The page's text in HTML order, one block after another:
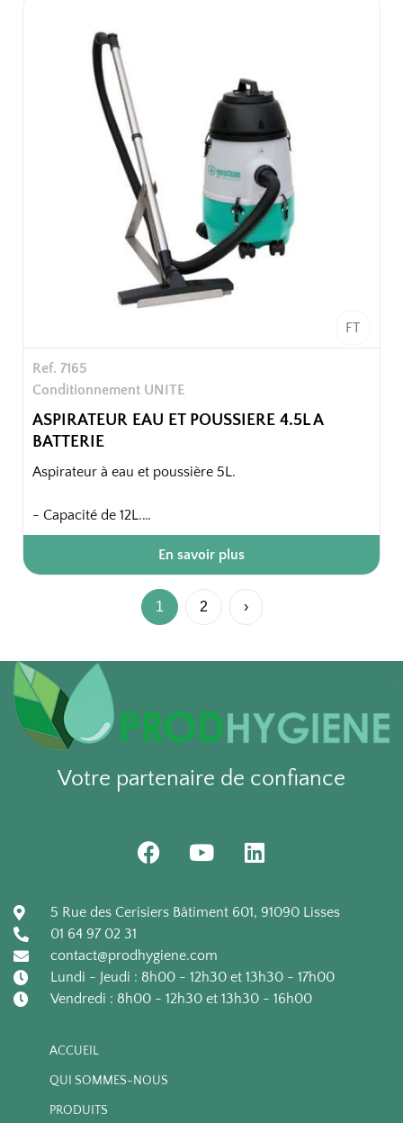
FT
Ref. 7165
Conditionnement UNITE
ASPIRATEUR EAU ET POUSSIERE 4.5L A
BATTERIE
Aspirateur à eau et poussière 5L.
- Capacité de 12L.
- Compact et ergonomique.
- Maniable : poignée, roues pivotantes, ouverture
facile.
- Idéal pour les sites sans électricité.
- Autonomie : 40 minutes environs, batterie 24V.
Emballage unitaire
En savoir plus
1 2 ›
Votre partenaire de confiance
F
a
e
o
o
k
Y
o
t
b
e
L
i
k
i
n
5 Rue des Cerisiers Bâtiment 601, 91090 Lisses
01 64 97 02 31
contact@prodhygiene.com
Lundi - Jeudi : 8h00 - 12h30 et 13h30 - 17h00
Vendredi : 8h00 - 12h30 et 13h30 - 16h00
ACCUEIL
QUI SOMMES-NOUS
PRODUITS